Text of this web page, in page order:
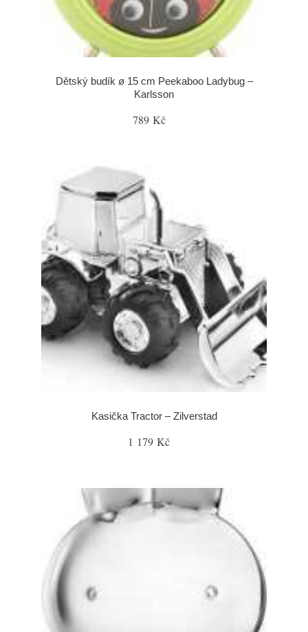
Dětský budík ø 15 cm Peekaboo Ladybug –
Karlsson
789 Kč
Kasička Tractor – Zilverstad
1 179 Kč